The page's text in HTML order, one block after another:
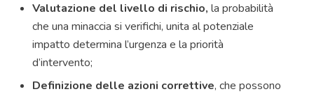
Valutazione del livello di rischio, la probabilità
che una minaccia si verifichi, unita al potenziale
impatto determina l’urgenza e la priorità
d’intervento;
Definizione delle azioni correttive, che possono